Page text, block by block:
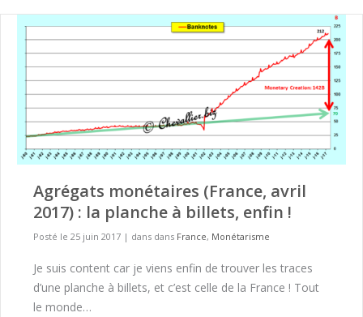
Agrégats monétaires (France, avril
2017) : la planche à billets, enfin !
Posté le 25 juin 2017 | dans dans France, Monétarisme
Je suis content car je viens enfin de trouver les traces
d’une planche à billets, et c’est celle de la France ! Tout
le monde…